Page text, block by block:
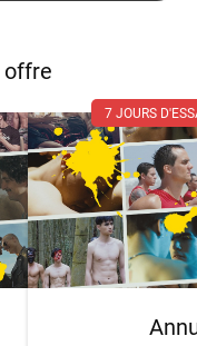
offre
7 JOURS